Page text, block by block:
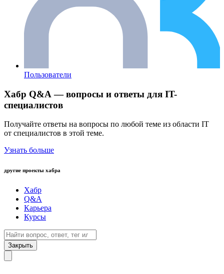
Пользователи
Хабр Q&A — вопросы и ответы для IT-
специалистов
Получайте ответы на вопросы по любой теме из области IT
от специалистов в этой теме.
Узнать больше
другие проекты хабра
Хабр
Q&A
Карьера
Курсы
Закрыть